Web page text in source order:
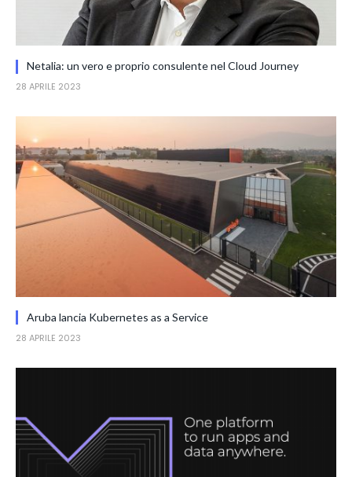
Netalia: un vero e proprio consulente nel Cloud Journey
28 APRILE 2023
Aruba lancia Kubernetes as a Service
28 APRILE 2023